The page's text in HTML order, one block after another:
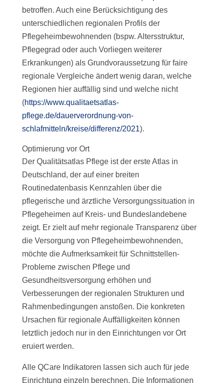
betroffen. Auch eine Berücksichtigung des
unterschiedlichen regionalen Profils der
Pflegeheimbewohnenden (bspw. Altersstruktur,
Pflegegrad oder auch Vorliegen weiterer
Erkrankungen) als Grundvoraussetzung für faire
regionale Vergleiche ändert wenig daran, welche
Regionen hier auffällig sind und welche nicht
(https://www.qualitaetsatlas-
pflege.de/dauerverordnung-von-
schlafmitteln/kreise/differenz/2021).
Optimierung vor Ort
Der Qualitätsatlas Pflege ist der erste Atlas in
Deutschland, der auf einer breiten
Routinedatenbasis Kennzahlen über die
pflegerische und ärztliche Versorgungssituation in
Pflegeheimen auf Kreis- und Bundeslandebene
zeigt. Er zielt auf mehr regionale Transparenz über
die Versorgung von Pflegeheimbewohnenden,
möchte die Aufmerksamkeit für Schnittstellen-
Probleme zwischen Pflege und
Gesundheitsversorgung erhöhen und
Verbesserungen der regionalen Strukturen und
Rahmenbedingungen anstoßen. Die konkreten
Ursachen für regionale Auffälligkeiten können
letztlich jedoch nur in den Einrichtungen vor Ort
eruiert werden.
Alle QCare Indikatoren lassen sich auch für jede
Einrichtung einzeln berechnen. Die Informationen